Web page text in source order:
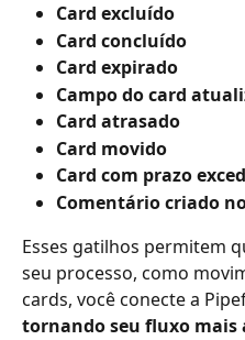
Card excluído
Card concluído
Card expirado
Campo do card
Card atrasado
Card movido
Card com prazo
Comentário criado
Esses gatilhos permitem
seu processo, como
cards, você conecte a
tornando seu fluxo mais